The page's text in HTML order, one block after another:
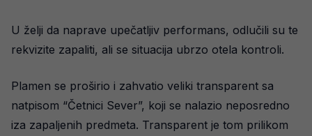
U želji da naprave upečatljiv performans, odlučili su te
rekvizite zapaliti, ali se situacija ubrzo otela kontroli.
Plamen se proširio i zahvatio veliki transparent sa
natpisom “Četnici Sever”, koji se nalazio neposredno
iza zapaljenih predmeta. Transparent je tom prilikom